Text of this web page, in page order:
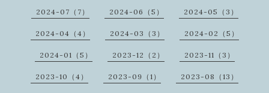
2024-07（7） 2024-06（5） 2024-05（3）
2024-04（4） 2024-03（3） 2024-02（5）
2024-01（5） 2023-12（2） 2023-11（3）
2023-10（4） 2023-09（1） 2023-08（13）